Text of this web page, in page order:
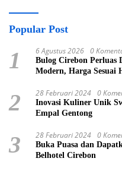
Popular Post
1 6 Agustus 2026 0
Bulog Cirebon Perluas
Modern, Harga Sesuai
2 28 Februari 2024 0
Inovasi Kuliner Unik
Empal Gentong
3 28 Februari 2024 0
Buka Puasa dan
Belhotel Cirebon